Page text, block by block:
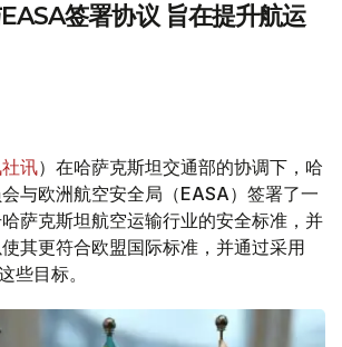
签署协议 旨在提升航运
讯）在哈萨克斯坦交通部的协调下，哈
与欧洲航空安全局（EASA）签署了一
萨克斯坦航空运输行业的安全标准，并
其更符合欧盟国际标准，并通过采用
些目标。